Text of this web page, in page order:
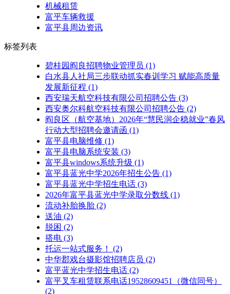
机械租赁
富平车辆救援
富平县周边资讯
标签列表
碧桂园阎良招聘物业管理员 (1)
白水县人社局三步联动抓实春训学习 赋能高质量
发展新征程 (1)
西安瑞天航空科技有限公司招聘公告 (3)
西安奥尔科航空科技有限公司招聘公告 (2)
阎良区（航空基地）2026年“慧民润企稳就业”春风
行动大型招聘会邀请函 (1)
富平县电脑维修 (1)
富平县电脑系统安装 (3)
富平县windows系统升级 (1)
富平县蓝光中学2026年招生公告 (1)
富平县蓝光中学招生电话 (3)
2026年富平县蓝光中学录取分数线 (1)
流动补胎换胎 (2)
送油 (2)
脱困 (2)
搭电 (3)
托运一站式服务！
(2)
中华郡戏台摄影馆招聘店员 (2)
富平蓝光中学招生电话 (2)
富平叉车租赁联系电话19528609451（微信同号）
(2)